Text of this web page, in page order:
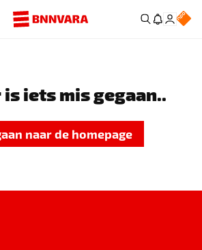
is iets mis gegaan..
naar de homepage